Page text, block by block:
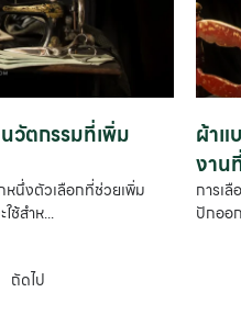
วัตกรรมที่เพิ่ม
หนึ่งตัวเลือกที่ช่วยเพิ่ม
ช้สำห...
ผ้าแ
งาน
การเ
ปักออ
ถัดไป